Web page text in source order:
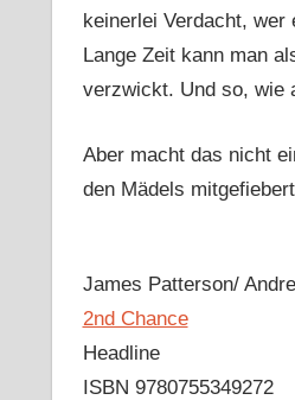
keinerlei Verdacht, wer
Lange Zeit kann man
verzwickt. Und so, wie
Aber macht das nicht
den Mädels
James Patterson/
2nd Chance
Headline
ISBN 9780755349272